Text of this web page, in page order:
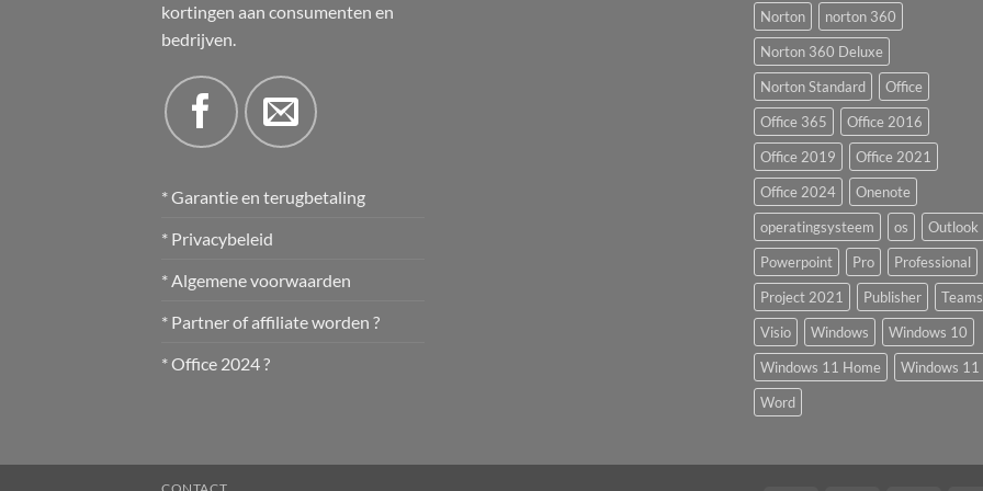
kortingen aan consumenten en
bedrijven.
* Garantie en terugbetaling
* Privacybeleid
* Algemene voorwaarden
* Partner of affiliate worden ?
* Office 2024 ?
Norton
norton 360
Norton 360 Deluxe
Norton Standard
Office
Office 365
Office 2016
Office 2019
Office 2021
Office 2024
Onenote
operatingsysteem
os
Outlook
Powerpoint
Pro
Professional
Project 2021
Publisher
Teams
Visio
Windows
Windows 10
Windows 11 Home
Windows 11
Word